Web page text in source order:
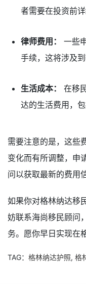
者需要在投资前
律师费用：
一些
手续，这将涉及
生活成本：
在移
达的生活费用，
需要注意的是，这些
变化而有所调整，申
问以获取最新的费用
如果你对格林纳达移
妨联系海尚移民顾问
务。愿你早日实现在
TAG： 格林纳达护照, 格